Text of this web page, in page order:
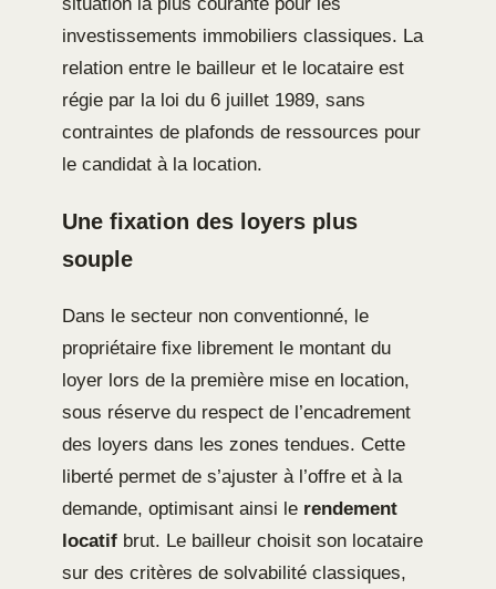
investissements immobiliers classiques. La
relation entre le bailleur et le locataire est
régie par la loi du 6 juillet 1989, sans
contraintes de plafonds de ressources pour
le candidat à la location.
Une fixation des loyers plus
souple
Dans le secteur non conventionné, le
propriétaire fixe librement le montant du
loyer lors de la première mise en location,
sous réserve du respect de l’encadrement
des loyers dans les zones tendues. Cette
liberté permet de s’ajuster à l’offre et à la
demande, optimisant ainsi le rendement
locatif brut. Le bailleur choisit son locataire
sur des critères de solvabilité classiques,